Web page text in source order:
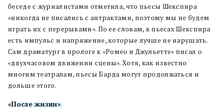
беседе с журналистами отметила, что пьесы Шекспира
«никогда не писались с антрактами, поэтому мы не будем
играть их с перерывами». По ее словам, в пьесах Шекспира
есть импульс и напряжение, которые лучше не нарушать.
Сам драматург в прологе к «Ромео и Джульетте» писал о
«двухчасовом движении сцены». Хотя, как известно
многим театралам, пьесы Барда могут продолжаться и
дольше этого.
«После жизни»